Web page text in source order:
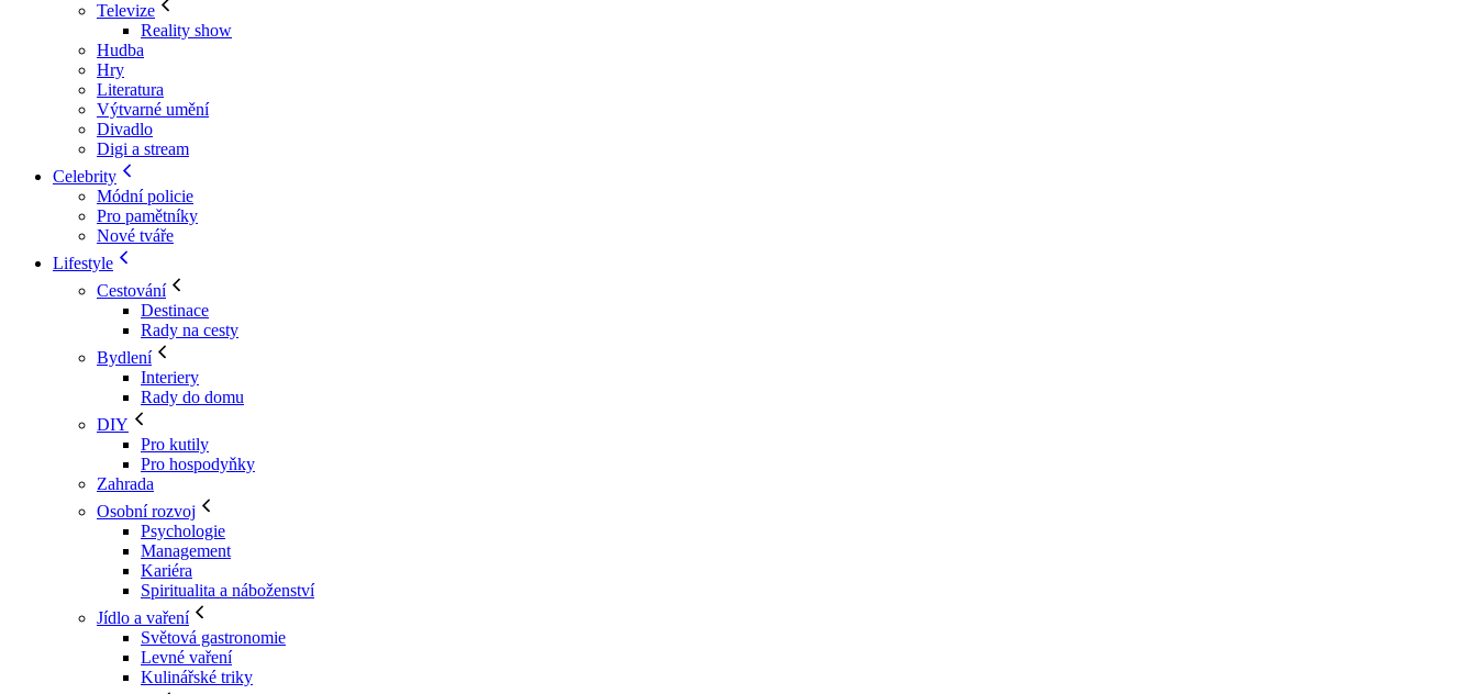
Televize
Reality show
Hudba
Hry
Literatura
Výtvarné umění
Divadlo
Digi a stream
Celebrity
Módní policie
Pro pamětníky
Nové tváře
Lifestyle
Cestování
Destinace
Rady na cesty
Bydlení
Interiery
Rady do domu
DIY
Pro kutily
Pro hospodyňky
Zahrada
Osobní rozvoj
Psychologie
Management
Kariéra
Spiritualita a náboženství
Jídlo a vaření
Světová gastronomie
Levné vaření
Kulinářské triky